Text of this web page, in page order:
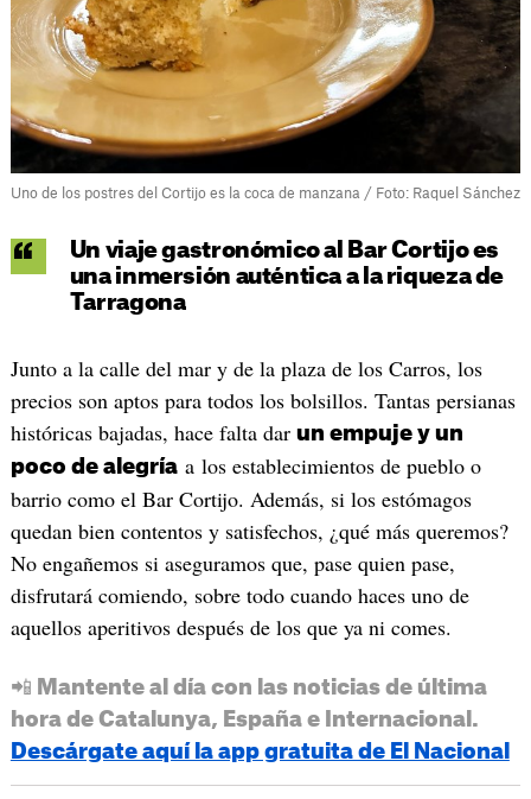
Uno de los postres del Cortijo es la coca de manzana / Foto: Raquel Sánchez
Un viaje gastronómico al Bar Cortijo es
una inmersión auténtica a la riqueza de
Tarragona
Junto a la calle del mar y de la plaza de los Carros, los
precios son aptos para todos los bolsillos. Tantas persianas
históricas bajadas, hace falta dar un empuje y un
poco de alegríaa los establecimientos de pueblo o
barrio como el Bar Cortijo. Además, si los estómagos
quedan bien contentos y satisfechos, ¿qué más queremos?
No engañemos si aseguramos que, pase quien pase,
disfrutará comiendo, sobre todo cuando haces uno de
aquellos aperitivos después de los que ya ni comes.
📲 Mantente al día con las noticias de última
hora de Catalunya, España e Internacional.
Descárgate aquí la app gratuita de El Nacional